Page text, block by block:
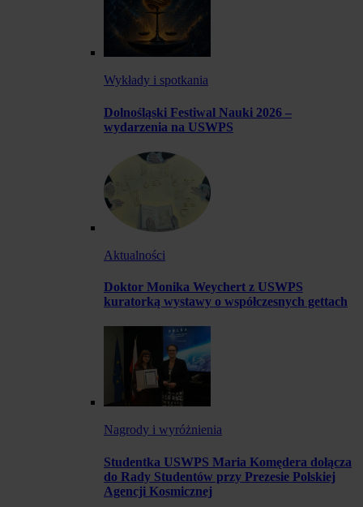
Wykłady i spotkania
Dolnośląski Festiwal Nauki 2026 –
wydarzenia na USWPS
Aktualności
Doktor Monika Weychert z USWPS
kuratorką wystawy o współczesnych gettach
Nagrody i wyróżnienia
Studentka USWPS Maria Komędera dołącza
do Rady Studentów przy Prezesie Polskiej
Agencji Kosmicznej